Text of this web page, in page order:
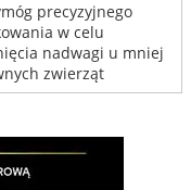
precyzyjnego
w celu
nadwagi u mniej
zwierząt